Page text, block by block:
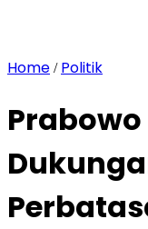
Home / Politik